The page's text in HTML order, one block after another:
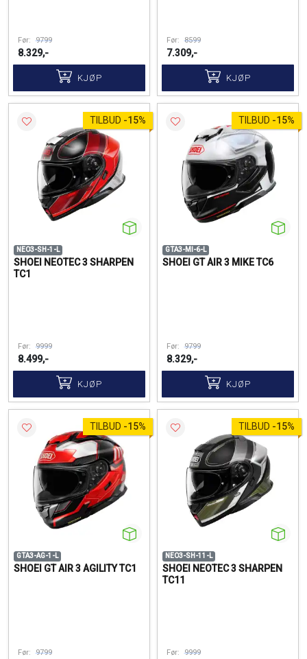
Før: 9799
8.329,-
KJØP
Før: 8599
7.309,-
KJØP
TILBUD -15%
NEO3-SH-1-L
SHOEI NEOTEC 3 SHARPEN
TC1
Før: 9999
8.499,-
KJØP
TILBUD -15%
GTA3-MI-6-L
SHOEI GT AIR 3 MIKE TC6
Før: 9799
8.329,-
KJØP
TILBUD -15%
GTA3-AG-1-L
SHOEI GT AIR 3 AGILITY TC1
Før: 9799
TILBUD -15%
NEO3-SH-11-L
SHOEI NEOTEC 3 SHARPEN
TC11
Før: 9999